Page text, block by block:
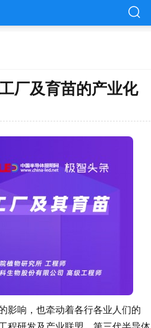
厂及育苗的产业化
影响，也牵动着各行各业人们的